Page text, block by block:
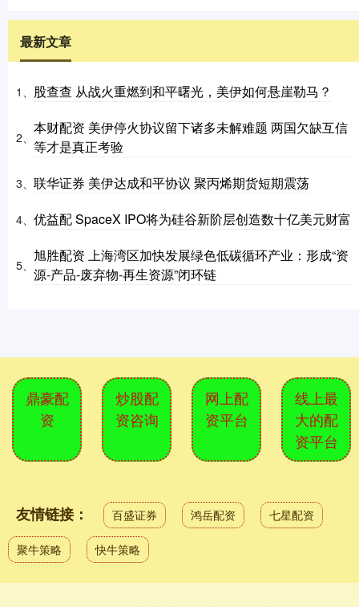
最新文章
1、 股查查 从战火重燃到和平曙光，美伊如何悬崖勒马？
2、
本财配资 美伊停火协议留下诸多未解难题 两国欠缺互信
等才是真正考验
3、 联华证券 美伊达成和平协议 聚丙烯期货短期震荡
4、 优益配 SpaceX IPO将为硅谷新阶层创造数十亿美元财富
5、
旭胜配资 上海湾区加快发展绿色低碳循环产业：形成“资
源-产品-废弃物-再生资源”闭环链
鼎豪配
资
炒股配
资咨询
网上配
资平台
线上最
大的配
资平台
友情链接： 百盛证券 鸿岳配资 七星配资
聚牛策略 快牛策略